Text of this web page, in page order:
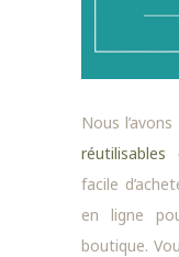
Nous
réutilisables
facile
en ligne
boutique.